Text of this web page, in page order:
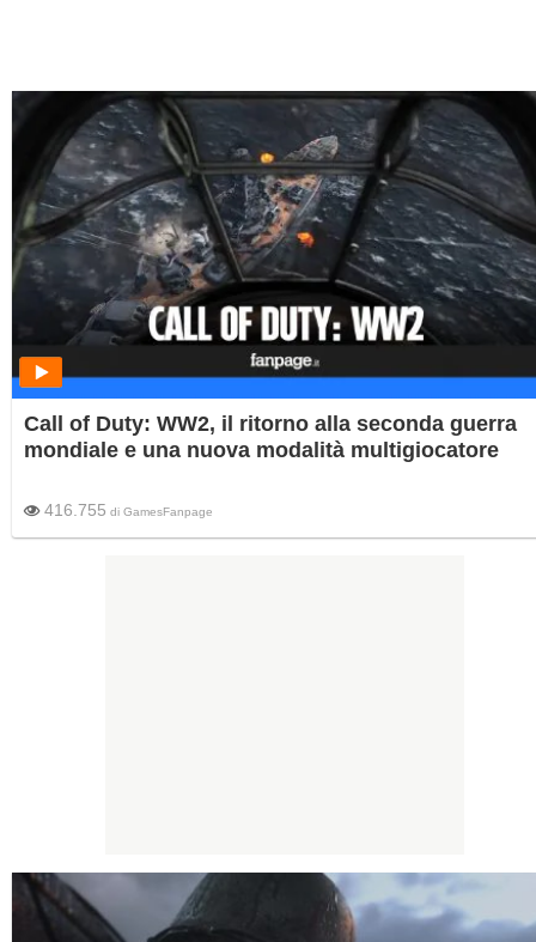
Call of Duty: WW2, il ritorno alla seconda guerra
mondiale e una nuova modalità multigiocatore
416.755 di GamesFanpage